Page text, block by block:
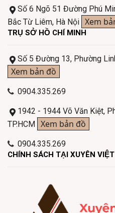
CHÍNH SÁCH TẠI XUYÊN VIỆT
TRỤ SỞ HỒ CHÍ MINH
Số 5 Đường 13, Phường
Xem bản đồ
0904.335.269
1942 - 1944 Võ Văn Kiệt,
TP.HCM Xem bản đồ
0904.335.269
Số 6 Ngõ 51 Đường Phú
Bắc Từ Liêm, Hà Nội Xem